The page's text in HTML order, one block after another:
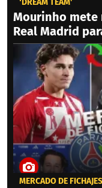
‘DREAM TEAM'
Mourinho mete
Real Madrid
MERCADO DE FICHAJES